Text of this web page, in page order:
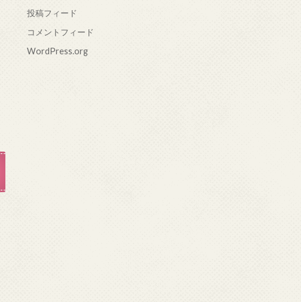
投稿フィード
コメントフィード
WordPress.org